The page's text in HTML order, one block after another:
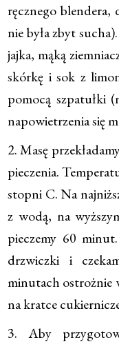
ręcznego blendera,
nie była zbyt
jajka, mąką
skórkę i sok z
pomocą szpatułki
napowietrzenia się
2. Masę
pieczenia.
stopni C. Na
z wodą, na
pieczemy 60
drzwiczki i
minutach ostrożnie
na kratce
3. Aby